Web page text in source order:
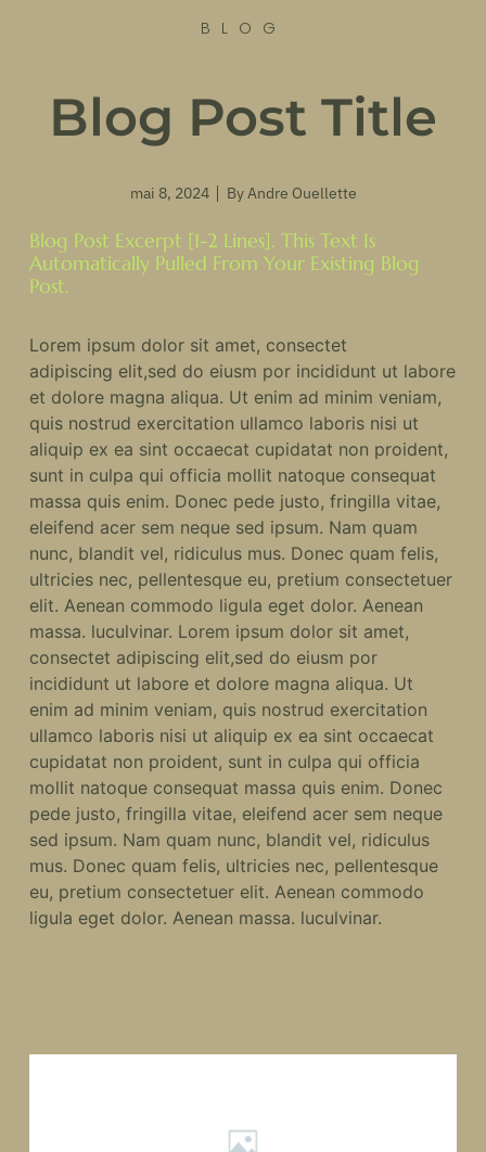
BLOG
Blog Post Title
mai 8, 2024 ByAndre Ouellette
Blog Post Excerpt [1-2 Lines]. This Text Is
Automatically Pulled From Your Existing Blog
Post.
Lorem ipsum dolor sit amet, consectet
adipiscing elit,sed do eiusm por incididunt ut labore
et dolore magna aliqua. Ut enim ad minim veniam,
quis nostrud exercitation ullamco laboris nisi ut
aliquip ex ea sint occaecat cupidatat non proident,
sunt in culpa qui officia mollit natoque consequat
massa quis enim. Donec pede justo, fringilla vitae,
eleifend acer sem neque sed ipsum. Nam quam
nunc, blandit vel, ridiculus mus. Donec quam felis,
ultricies nec, pellentesque eu, pretium consectetuer
elit. Aenean commodo ligula eget dolor. Aenean
massa. luculvinar. Lorem ipsum dolor sit amet,
consectet adipiscing elit,sed do eiusm por
incididunt ut labore et dolore magna aliqua. Ut
enim ad minim veniam, quis nostrud exercitation
ullamco laboris nisi ut aliquip ex ea sint occaecat
cupidatat non proident, sunt in culpa qui officia
mollit natoque consequat massa quis enim. Donec
pede justo, fringilla vitae, eleifend acer sem neque
sed ipsum. Nam quam nunc, blandit vel, ridiculus
mus. Donec quam felis, ultricies nec, pellentesque
eu, pretium consectetuer elit. Aenean commodo
ligula eget dolor. Aenean massa. luculvinar.